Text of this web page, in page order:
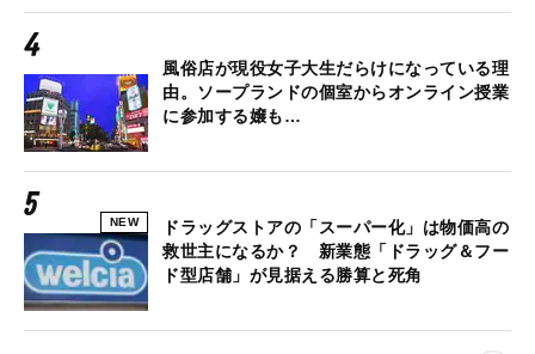
風俗店が現役女子大生だらけになっている理
由。ソープランドの個室からオンライン授業
に参加する嬢も…
NEW
ドラッグストアの「スーパー化」は物価高の
救世主になるか？ 新業態「ドラッグ＆フー
ド型店舗」が見据える勝算と死角